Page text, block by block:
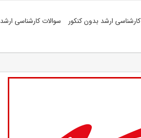
کارشناسی ارشد بدون کنکور سوالات کارشناسی ارشد